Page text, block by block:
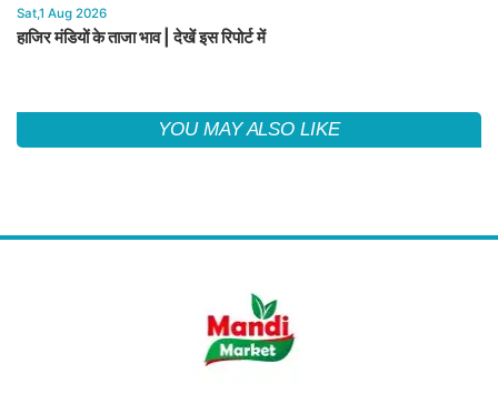
Sat,1 Aug 2026
हाजिर मंडियों के ताजा भाव | देखें इस रिपोर्ट में
YOU MAY ALSO LIKE